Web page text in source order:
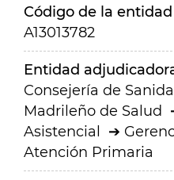
Código de la
A13013782
Entidad
Consejería de
Madrileño de Salud
Asistencial
Atención Primaria